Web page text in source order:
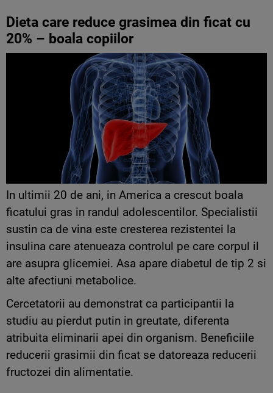
Dieta care reduce grasimea din ficat cu
20% – boala copiilor
In ultimii 20 de ani, in America a crescut boala
ficatului gras in randul adolescentilor. Specialistii
sustin ca de vina este cresterea rezistentei la
insulina care atenueaza controlul pe care corpul il
are asupra glicemiei. Asa apare diabetul de tip 2 si
alte afectiuni metabolice.
Cercetatorii au demonstrat ca participantii la
studiu au pierdut putin in greutate, diferenta
atribuita eliminarii apei din organism. Beneficiile
reducerii grasimii din ficat se datoreaza reducerii
fructozei din alimentatie.